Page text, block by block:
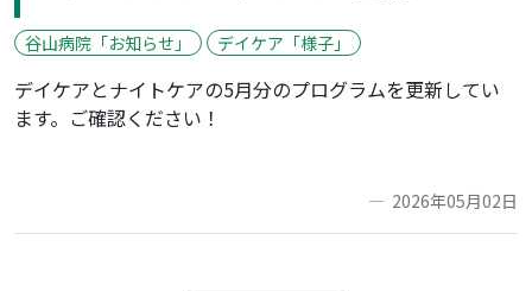
谷山病院「お知らせ」 デイケア「様子」
デイケアとナイトケアの5月分のプログラムを更新してい
ます。ご確認ください！
2026年05月02日